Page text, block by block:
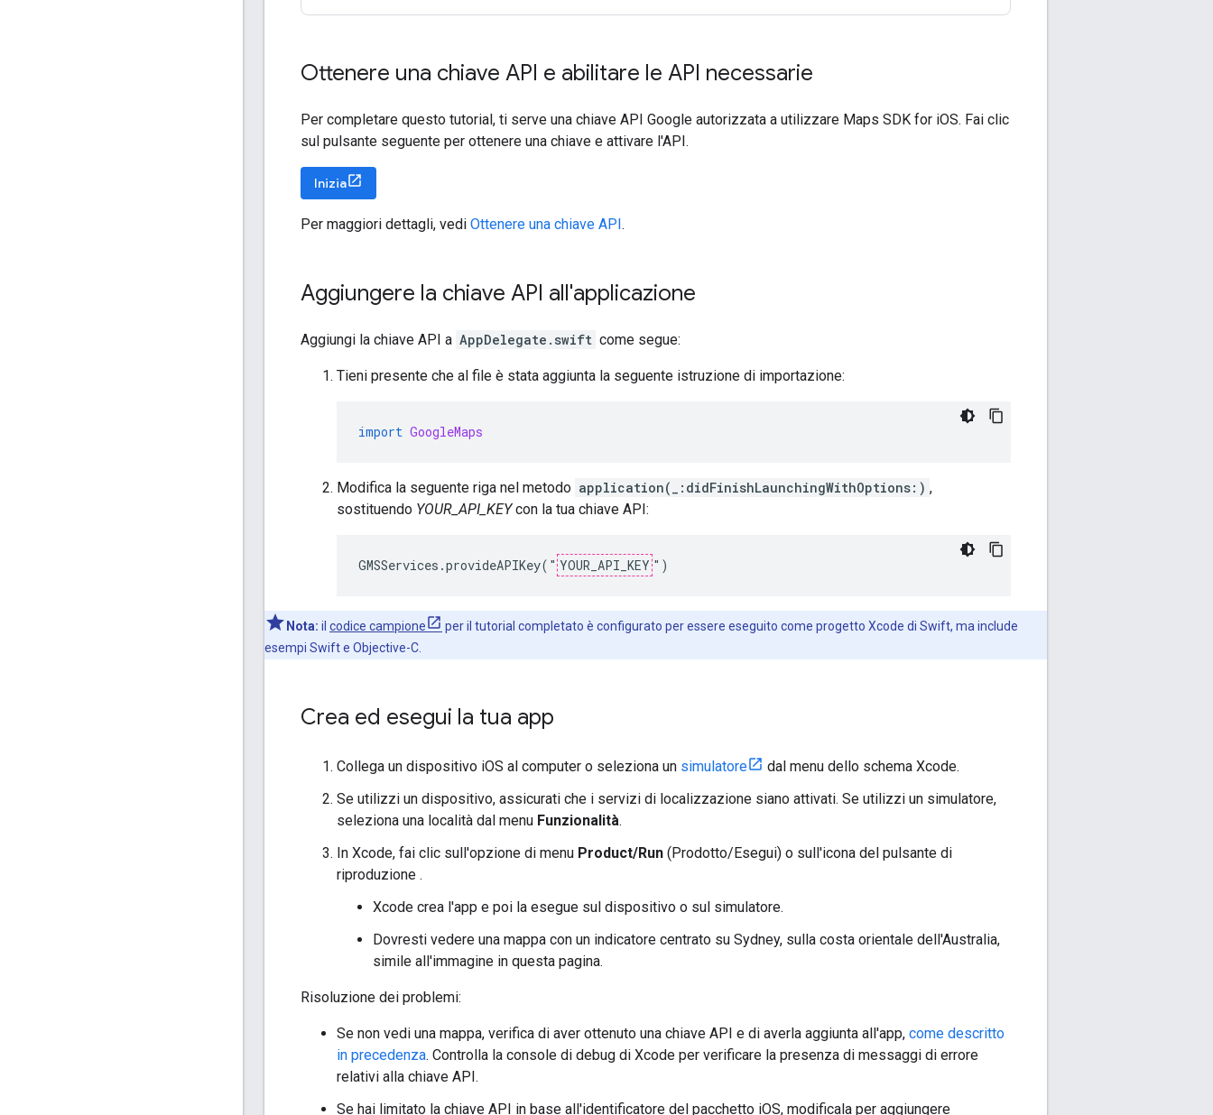
Ottenere una chiave API e abilitare le API necessarie
Per completare questo tutorial, ti serve una chiave API Google autorizzata a utilizzare Maps SDK for iOS. Fai clic
sul pulsante seguente per ottenere una chiave e attivare l'API.
Inizia
Per maggiori dettagli, vedi Ottenere una chiave API .
Aggiungere la chiave API all'applicazione
Aggiungi la chiave API a AppDelegate.swift come segue:
Tieni presente che al file è stata aggiunta la seguente istruzione di importazione:
import GoogleMaps
Modifica la seguente riga nel metodo application(_:didFinishLaunchingWithOptions:) ,
sostituendo YOUR_API_KEYcon la tua chiave API:
GMSServices.provideAPIKey(" YOUR_API_KEY ")
Nota: il codice campione
per il tutorial completato è configurato per essere eseguito come progetto Xcode di Swift, ma include
esempi Swift e Objective-C.
Crea ed esegui la tua app
Collega un dispositivo iOS al computer o seleziona un simulatore
dal menu dello schema Xcode.
Se utilizzi un dispositivo, assicurati che i servizi di localizzazione siano attivati. Se utilizzi un simulatore,
seleziona una località dal menu Funzionalità.
In Xcode, fai clic sull'opzione di menu Product/Run (Prodotto/Esegui) o sull'icona del pulsante di
riproduzione .
Xcode crea l'app e poi la esegue sul dispositivo o sul simulatore.
Dovresti vedere una mappa con un indicatore centrato su Sydney, sulla costa orientale dell'Australia,
simile all'immagine in questa pagina.
Risoluzione dei problemi:
Se non vedi una mappa, verifica di aver ottenuto una chiave API e di averla aggiunta all'app, come descritto
in precedenza. Controlla la console di debug di Xcode per verificare la presenza di messaggi di errore
relativi alla chiave API.
Se hai limitato la chiave API in base all'identificatore del pacchetto iOS, modificala per aggiungere